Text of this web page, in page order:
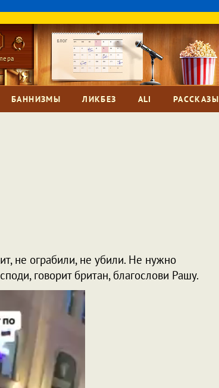
БАННИЗМЫ ЛИКБЕЗ ALI РАССКАЗЫ
не ограбили, не убили. Не нужно
говорит британ, благослови Рашу.